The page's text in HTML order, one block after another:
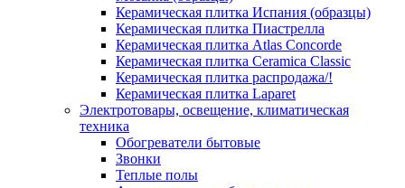
Керамическая плитка Испания (образцы)
Керамическая плитка Пиастрелла
Керамическая плитка Atlas Concorde
Керамическая плитка Ceramica Classic
Керамическая плитка распродажа/!
Керамическая плитка Laparet
Электротовары, освещение, климатическая
техника
Обогреватели бытовые
Звонки
Теплые полы